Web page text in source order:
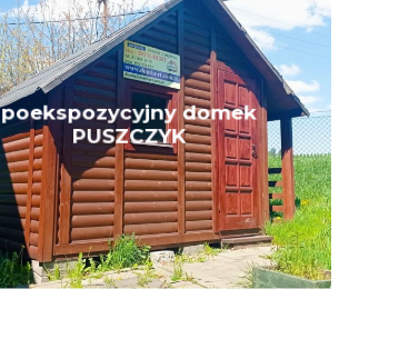
poekspozycyjny domek
PUSZCZYK
ZOBACZ PROJEKT